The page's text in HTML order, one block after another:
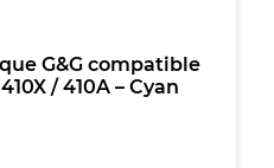
G&G compatible
410X / 410A – Cyan